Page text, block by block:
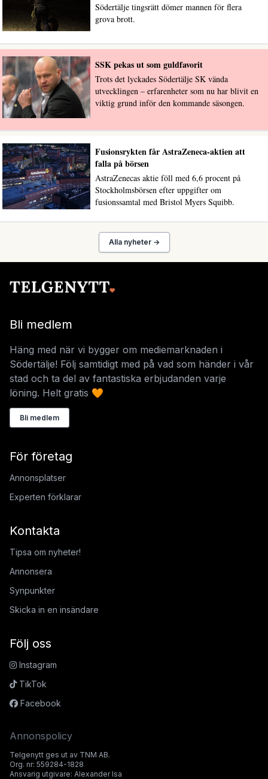
Södertälje tingsrätt dömer mannen för flera
grova brott.
SSK pekas ut som guldfavorit
Trots det lyckades Södertälje SK vända
utvecklingen – erfarenheter som nu har blivit en
viktig grund inför den kommande säsongen.
Fusionsrykten får AstraZeneca-aktien att
falla på börsen
AstraZenecas aktie föll med 6,6 procent på
Stockholmsbörsen efter uppgifter om
fusionssamtal med Bristol Myers Squibb.
Alla nyheter →
Bli medlem
Häng med när vi bygger om mediemarknaden i
Södertälje! Följ samtidigt med på vad som händer i vår
stad och ta del av fantastiska erbjudanden varje
löning. Helt gratis 🧡
Bli medlem
För företag
Annonsplatser
Experten förklarar
Kontakta
Tipsa om nyheter!
Annonsera
Synpunkter
Skicka in en insändare
Följ oss
Instagram
TikTok
Facebook
Annonspolicy
Telgenytt ges ut av TNM AB.
Org. nr: 559284-1828
Ansvarig utgivare: Alexander Isa